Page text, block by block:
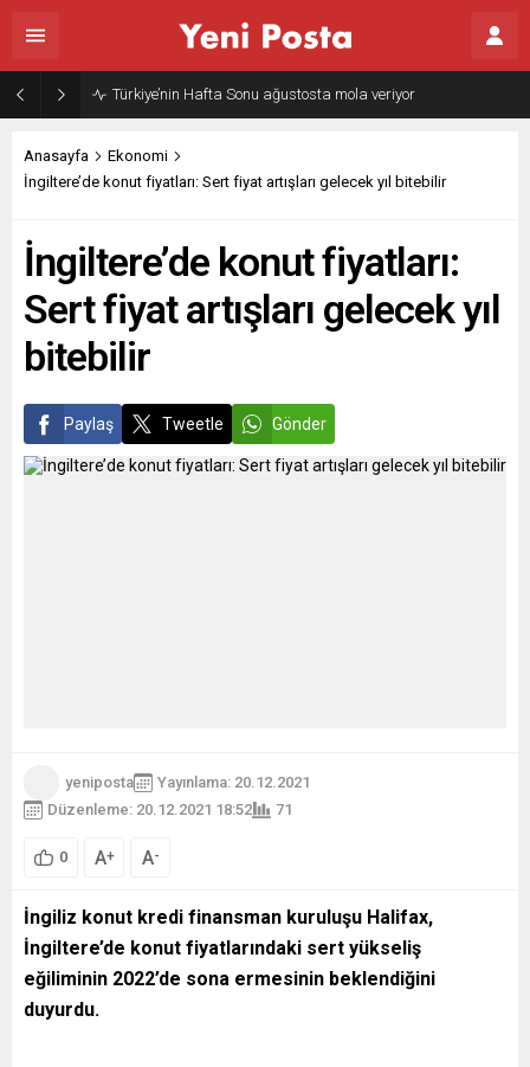
Türkiye’nin Hafta Sonu ağustosta mola veriyor
Anasayfa
Ekonomi
İngiltere’de konut fiyatları: Sert fiyat artışları gelecek yıl bitebilir
İngiltere’de konut fiyatları:
Sert fiyat artışları gelecek yıl
bitebilir
Paylaş Tweetle Gönder
yeniposta
Yayınlama: 20.12.2021
Düzenleme: 20.12.2021 18:52
71
0 A+ A-
İngiliz konut kredi finansman kuruluşu Halifax,
İngiltere’de konut fiyatlarındaki sert yükseliş
eğiliminin 2022’de sona ermesinin beklendiğini
duyurdu.